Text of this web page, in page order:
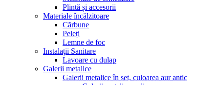
Plintă și accesorii
Materiale încălzitoare
Cărbune
Peleți
Lemne de foc
Instalații Sanitare
Lavoare cu dulap
Galerii metalice
Galerii metalice în set, culoarea aur antic